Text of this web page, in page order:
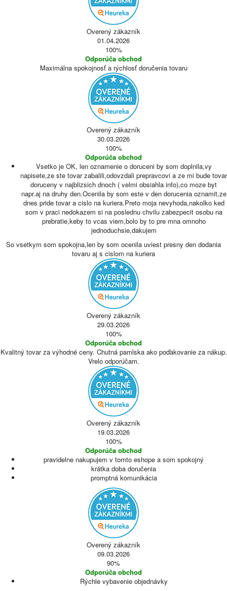
Overený zákazník
01.04.2026
100%
Odporúča obchod
Maximálna spokojnosť a rýchlosť doručenia tovaru
Overený zákazník
30.03.2026
100%
Odporúča obchod
Vsetko je OK, len oznamenie o doruceni by som doplnila,vy
napisete,ze ste tovar zabalili,odovzdali prepravcovi a ze mi bude tovar
doruceny v najblizsich dnoch ( velmi obsiahla info),co moze byt
napr.aj na druhy den.Ocenila by som este v den dorucenia oznamit,ze
dnes pride tovar a cislo na kuriera.Preto moja nevyhoda,nakolko ked
som v praci nedokazem si na poslednu chvilu zabezpecit osobu na
prebratie,keby to vcas viem,bolo by to pre mna omnoho
jednoduchsie,dakujem
So vsetkym som spokojna,len by som ocenila uviest presny den dodania
tovaru aj s cislom na kuriera
Overený zákazník
29.03.2026
100%
Odporúča obchod
Kvalitný tovar za výhodné ceny. Chutná pamlska ako poďakovanie za nákup.
Vrelo odporúčam.
Overený zákazník
19.03.2026
100%
Odporúča obchod
pravidelne nakupujem v tomto eshope a som spokojný
krátka doba doručenia
promptná komunikácia
Overený zákazník
09.03.2026
90%
Odporúča obchod
Rýchle vybavenie objednávky